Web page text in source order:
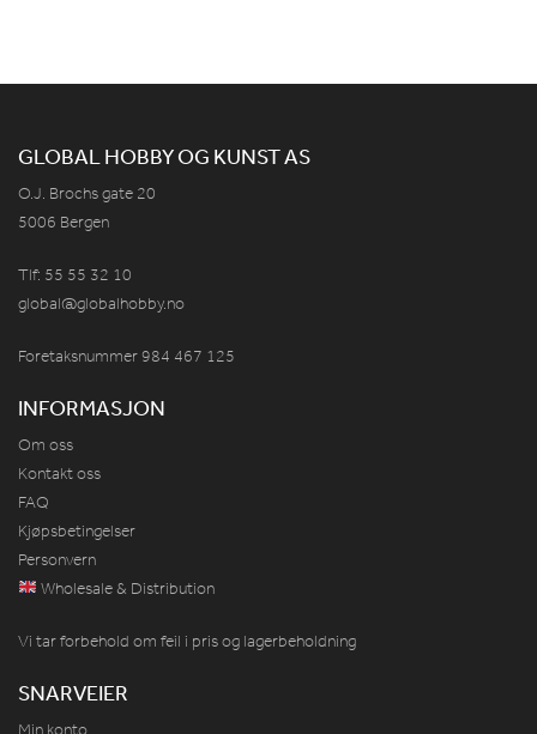
GLOBAL HOBBY OG KUNST AS
O.J. Brochs gate 20
5006 Bergen
Tlf: 55 55 32 10
global@globalhobby.no
Foretaksnummer 984 467 125
INFORMASJON
Om oss
Kontakt oss
FAQ
Kjøpsbetingelser
Personvern
Wholesale & Distribution
Vi tar forbehold om feil i pris og lagerbeholdning
SNARVEIER
Min konto